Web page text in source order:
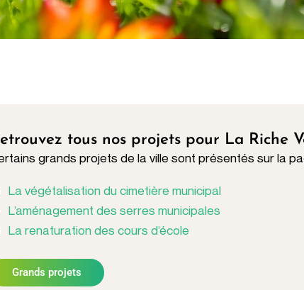
tous nos projets pour La Riche
grands projets de la ville sont présentés sur la
La végétalisation du cimetière municipal
L’aménagement des serres municipales
La renaturation des cours d’école
Grands projets